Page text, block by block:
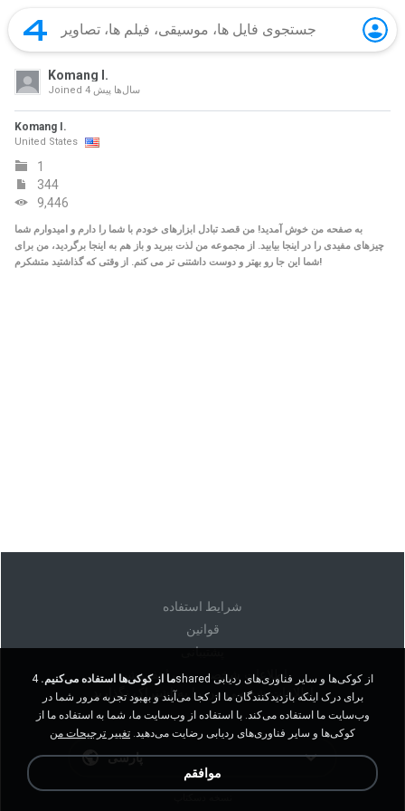
Komang I.
Joined 4 سال‌ها پیش
Komang I.
United States
1
344
9,446
به صفحه من خوش آمدید! من قصد تبادل ابزارهای خودم با شما را دارم و امیدوارم شما
چیزهای مفیدی را در اینجا بیابید. از مجموعه من لذت ببرید و باز هم به اینجا برگردید، من برای
شما این جا رو بهتر و دوست داشتنی تر می کنم. از وقتی که گذاشتید متشکرم!
شرايط استفاده
قوانين
پشتیبانی
اطلاعات شخصی من را نفروشید
اطلاعات شخصی من را به اشتراک نگذارید
پارسی
ما از کوکی‌ها استفاده می‌کنیم. 4shared از کوکی‌ها و سایر فناوری‌های ردیابی
برای درک اینکه بازدیدکنندگان ما از کجا می‌آیند و بهبود تجربه مرور شما در
وب‌سایت ما استفاده می‌کند. با استفاده از وب‌سایت ما، شما به استفاده ما از
کوکی‌ها و سایر فناوری‌های ردیابی رضایت می‌دهید. تغییر ترجیحات من
موافقم